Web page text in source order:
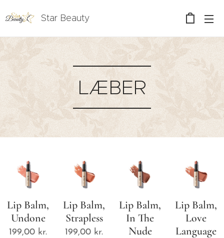
Star Beauty
LÆBER
Lip Balm,
Undone
199,00 kr.
Lip Balm,
Strapless
199,00 kr.
Lip Balm,
In The
Nude
Lip Balm,
Love
Language